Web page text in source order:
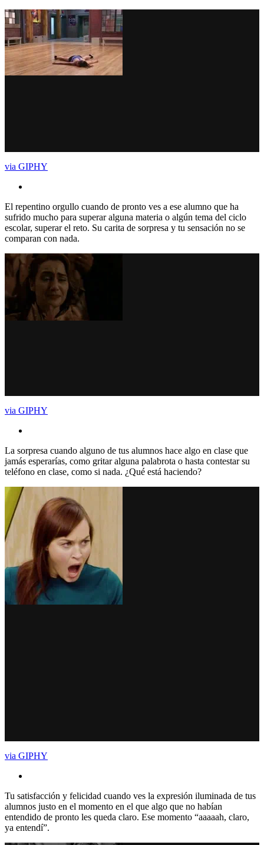
via GIPHY
El repentino orgullo cuando de pronto ves a ese alumno que ha
sufrido mucho para superar alguna materia o algún tema del ciclo
escolar, superar el reto. Su carita de sorpresa y tu sensación no se
comparan con nada.
via GIPHY
La sorpresa cuando alguno de tus alumnos hace algo en clase que
jamás esperarías, como gritar alguna palabrota o hasta contestar su
teléfono en clase, como si nada. ¿Qué está haciendo?
via GIPHY
Tu satisfacción y felicidad cuando ves la expresión iluminada de tus
alumnos justo en el momento en el que algo que no habían
entendido de pronto les queda claro. Ese momento “aaaaah, claro,
ya entendí”.